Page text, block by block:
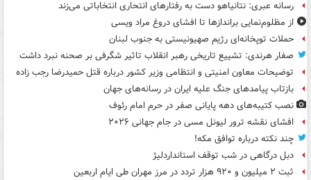
رسانه عبری: نتانیاهو دست به رفتارهای انتحاری انتخاباتی می‌زند
از مظلوم‌نمایی براندازها تا افشای دروغ مراد ویسی
حملات توپخانه‌ای رژیم صهیونیستی به جنوب لبنان
صفار هرندی: تشییع تاریخی رهبر انقلاب تاثیر شگرفی بر صحنه نبرد داشت
توضیحات معاون امنیتی و انتظامی وزیر کشور درباره قتل حمیدرضا رجب زاده
بازتاب پیامدهای جنگ علیه ایران در رسانه‌های جهان
نصب کتیبه‌های دهه پایانی صفر در حرم امام رئوف
افشای نقشه ترور لیونل مسی در جام جهانی ۲۰۲۶
چند نکته درباره توافق مکه!
دبل درگاهی در شب توقف استانداردلیژ
ثبت ۲ میلیون و ۹۲۰ هزار تردد در مرز مهران طی ایام اربعین